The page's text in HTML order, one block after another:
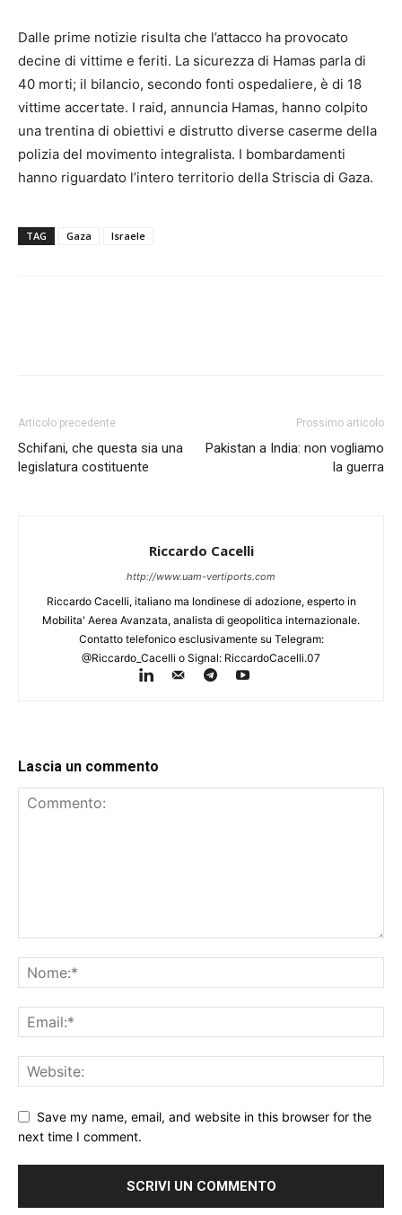
Dalle prime notizie risulta che l’attacco ha provocato
decine di vittime e feriti. La sicurezza di Hamas parla di
40 morti; il bilancio, secondo fonti ospedaliere, è di 18
vittime accertate. I raid, annuncia Hamas, hanno colpito
una trentina di obiettivi e distrutto diverse caserme della
polizia del movimento integralista. I bombardamenti
hanno riguardato l’intero territorio della Striscia di Gaza.
TAG Gaza Israele
Articolo precedente
Schifani, che questa sia una
legislatura costituente
Prossimo articolo
Pakistan a India: non vogliamo
la guerra
Riccardo Cacelli
http://www.uam-vertiports.com
Riccardo Cacelli, italiano ma londinese di adozione, esperto in
Mobilita' Aerea Avanzata, analista di geopolitica internazionale.
Contatto telefonico esclusivamente su Telegram:
@Riccardo_Cacelli o Signal: RiccardoCacelli.07
Lascia un commento
Save my name, email, and website in this browser for the
next time I comment.